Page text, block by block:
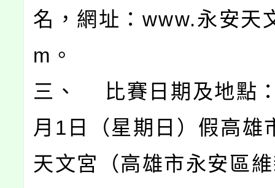
名，網址：www.永安天
m。
三、 比賽日期及地點
月1日（星期日）假高雄
天文宮（高雄市永安區